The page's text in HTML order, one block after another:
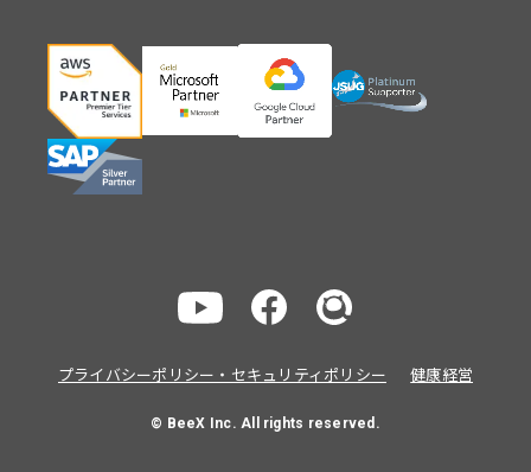
プライバシーポリシー・セキュリティポリシー 健康経営
© BeeX Inc. All rights reserved.